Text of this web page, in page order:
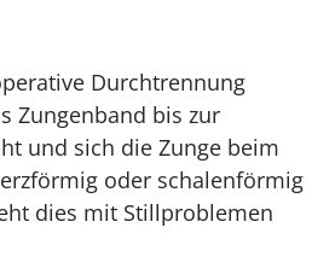
Durchtrennung
Zungenband bis zur
und sich die Zunge beim
oder schalenförmig
dies mit Stillproblemen